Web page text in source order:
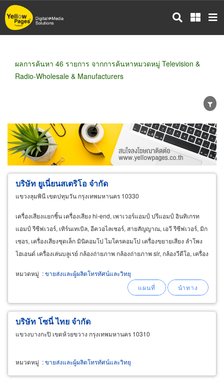
ข้าม
ไป
ผลการค้นหา 46 รายการ จากการค้นหาหมวดหมู่ Television &
Radio-Wholesale & Manufacturers
ขายส่ง ขายปลีก ผู้ผลิต
ตัวแทนจัดจำหน่าย
ผู้ส่งออก/นำเข้า
ธุรกิจบริการ
บริษัท ยูเนี่ยนสเตริโอ จำกัด
แขวงลุมพินี เขตปทุมวัน กรุงเทพมหานคร 10330
เครื่องเสียงแยกชิ้น เครื่องเสียง hi-end, เพาเวอร์แอมป์ ปรีแอมป์ อินทิเกรท
แอมป์ รีซีฟเวอร์, เทิร์นเทเบิล, อีควอไลเซอร์, สายสัญญาณ, เอวี รีซีฟเวอร์, มิก
เซอร, เครื่องเสียงชุดเล็ก มินิคอมโป ไมโครคอมโป เครื่องขยายเสียง ลำโพง
ไฮเอนด์ เครื่องเล่นบลูเรย์ กล้องถ่ายภาพ กล้องถ่ายภาพ slr, กล้องวีดีโอ, เครื่อง
หมวดหมู่ :ขายส่งและผู้ผลิตโทรทัศน์และวิทยุ
บริษัท โซนี่ ไทย จำกัด
แขวงบางกะปิ เขตห้วยขวาง กรุงเทพมหานคร 10310
หมวดหมู่ :ขายส่งและผู้ผลิตโทรทัศน์และวิทยุ